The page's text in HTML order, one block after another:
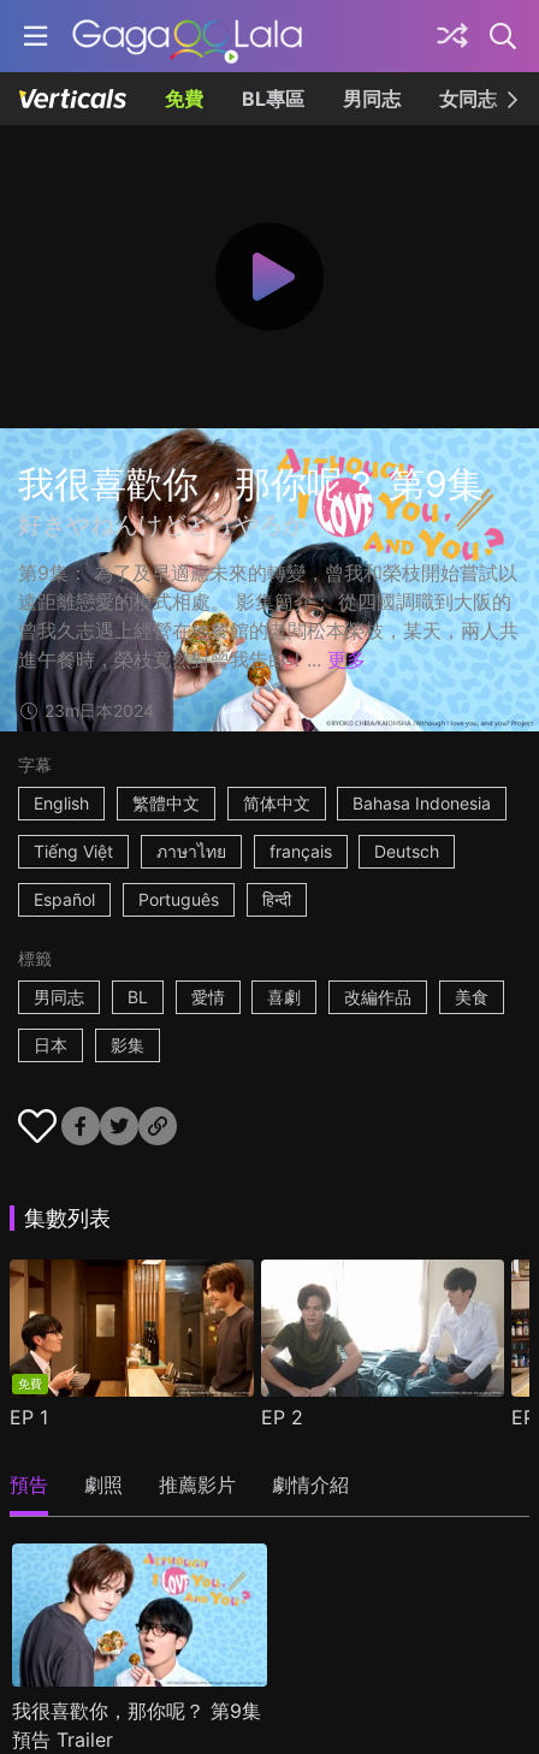
免費 BL專區 男同志 女同志
我很喜歡你，那你呢？ 第9集
好きやねんけどどうやろか
第9集： 為了及早適應未來的轉變，曾我和榮枝開始嘗試以
遠距離戀愛的模式相處。 影集簡介： 從四國調職到大阪的
曾我久志遇上經營在地餐館的老闆松本榮枝，某天，兩人共
進午餐時，榮枝竟然對曾我告白！... 更多
23m日本2024
字幕
English
繁體中文 简体中文 Bahasa Indonesia
Tiếng Việt ภาษาไทย français Deutsch
Español Português हिन्दी
標籤
男同志
BL 愛情 喜劇 改編作品 美食
日本 影集
集數列表
免費
EP 1 EP 2
預告 劇照 推薦影片 劇情介紹
我很喜歡你，那你呢？ 第9集
預告 Trailer